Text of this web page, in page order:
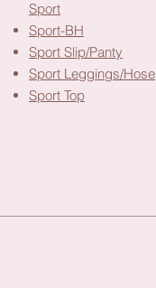
Sport
Sport-BH
Sport Slip/Panty
Sport Leggings/Hose
Sport Top